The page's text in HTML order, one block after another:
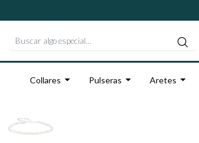
Collares Pulseras Aretes